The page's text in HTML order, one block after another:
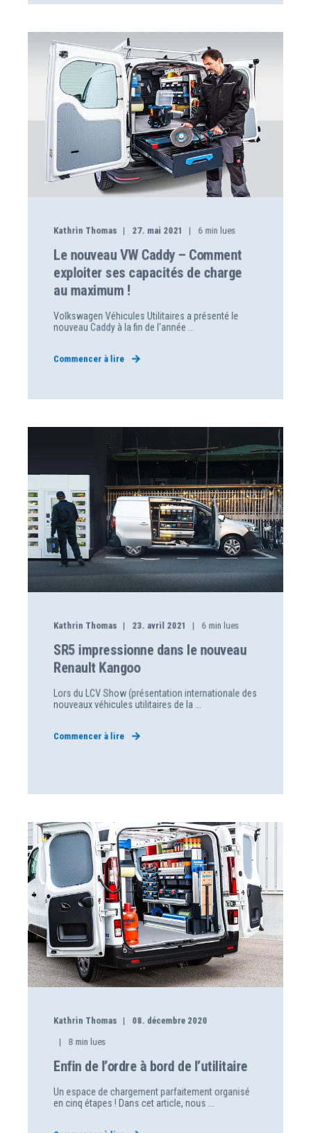
Kathrin Thomas 27. mai 2021 6 min lues
Le nouveau VW Caddy – Comment
exploiter ses capacités de charge
au maximum !
Volkswagen Véhicules Utilitaires a présenté le
nouveau Caddy à la fin de l'année ...
Commencer à lire
Kathrin Thomas 23. avril 2021 6 min lues
SR5 impressionne dans le nouveau
Renault Kangoo
Lors du LCV Show (présentation internationale des
nouveaux véhicules utilitaires de la ...
Commencer à lire
Kathrin Thomas 08. décembre 2020
8 min lues
Enfin de l’ordre à bord de l’utilitaire
Un espace de chargement parfaitement organisé
en cinq étapes ! Dans cet article, nous ...